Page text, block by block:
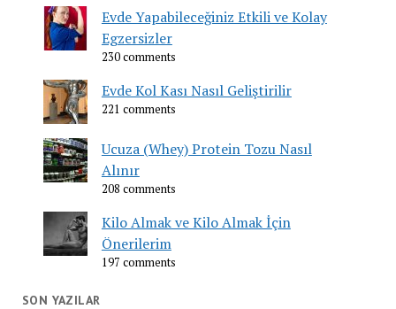
Evde Yapabileceğiniz Etkili ve Kolay
Egzersizler
230 comments
Evde Kol Kası Nasıl Geliştirilir
221 comments
Ucuza (Whey) Protein Tozu Nasıl
Alınır
208 comments
Kilo Almak ve Kilo Almak İçin
Önerilerim
197 comments
SON YAZILAR